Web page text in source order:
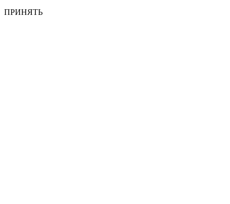
ПРИНЯТЬ